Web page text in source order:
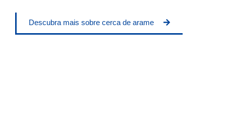
Descubra mais sobre cerca de arame